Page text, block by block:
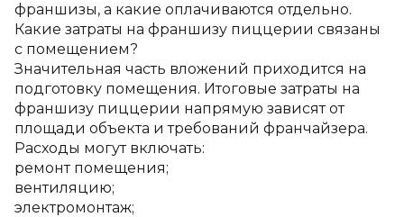
франшизы, а какие оплачиваются отдельно.
Какие затраты на франшизу пиццерии связаны
с помещением?
Значительная часть вложений приходится на
подготовку помещения. Итоговые затраты на
франшизу пиццерии напрямую зависят от
площади объекта и требований франчайзера.
Расходы могут включать:
ремонт помещения;
вентиляцию;
электромонтаж;